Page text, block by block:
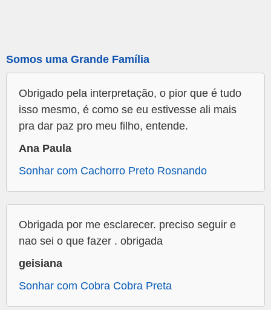
Somos uma Grande Família
Obrigado pela interpretação, o pior que é tudo
isso mesmo, é como se eu estivesse ali mais
pra dar paz pro meu filho, entende.
Ana Paula
Sonhar com Cachorro Preto Rosnando
Obrigada por me esclarecer. preciso seguir e
nao sei o que fazer . obrigada
geisiana
Sonhar com Cobra Cobra Preta